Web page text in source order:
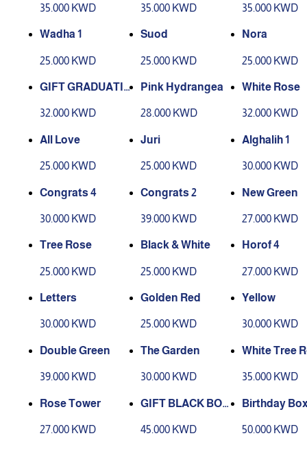
35.000 KWD 35.000 KWD 35.000 KWD
Wadha 1
25.000 KWD
Suod
25.000 KWD
Nora
25.000 KWD
GIFT GRADUATIO
32.000 KWD
Pink Hydrangea
28.000 KWD
White Rose
32.000 KWD
All Love
25.000 KWD
Juri
25.000 KWD
Alghalih 1
30.000 KWD
Congrats 4
30.000 KWD
Congrats 2
39.000 KWD
New Green
27.000 KWD
Tree Rose
25.000 KWD
Black & White
25.000 KWD
Horof 4
27.000 KWD
Letters
30.000 KWD
Golden Red
25.000 KWD
Yellow
30.000 KWD
Double Green
39.000 KWD
The Garden
30.000 KWD
White Tree
35.000 KWD
Rose Tower
27.000 KWD
GIFT BLACK BOX
45.000 KWD
Birthday
50.000 KWD